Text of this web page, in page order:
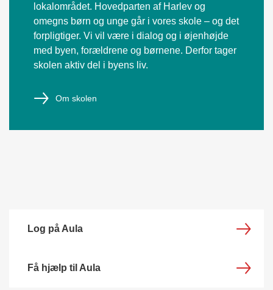
lokalområdet. Hovedparten af Harlev og
omegns børn og unge går i vores skole – og det
forpligtiger. Vi vil være i dialog og i øjenhøjde
med byen, forældrene og børnene. Derfor tager
skolen aktiv del i byens liv.
Om skolen
Log på Aula
Få hjælp til Aula